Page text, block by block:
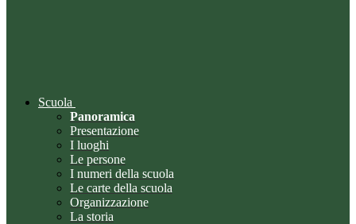
Scuola
Panoramica
Presentazione
I luoghi
Le persone
I numeri della scuola
Le carte della scuola
Organizzazione
La storia